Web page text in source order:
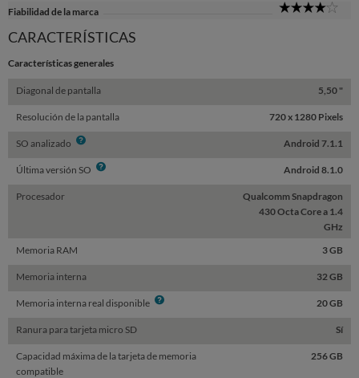
Fiabilidad de la marca
CARACTERÍSTICAS
Características generales
Diagonal de pantalla 5,50 "
Resolución de la pantalla 720 x 1280 Pixels
SO analizado Info Android 7.1.1
Última versión SO Info Android 8.1.0
Procesador
Qualcomm Snapdragon
430 Octa Core a 1.4
GHz
Memoria RAM
3 GB
Memoria interna 32 GB
Memoria interna real disponible Info 20 GB
Ranura para tarjeta micro SD Sí
Capacidad máxima de la tarjeta de memoria
compatible
256 GB